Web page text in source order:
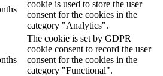
cookie is used to store the user
consent for the cookies in the
category "Analytics".
The cookie is set by GDPR
cookie consent to record the user
consent for the cookies in the
category "Functional".